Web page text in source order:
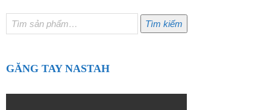
Tìm
kiếm:
Tìm kiếm
GĂNG TAY NASTAH